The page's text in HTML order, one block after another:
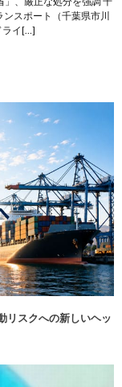
スポート（千葉県市川
ライ[…]
リスクへの新しいヘッ